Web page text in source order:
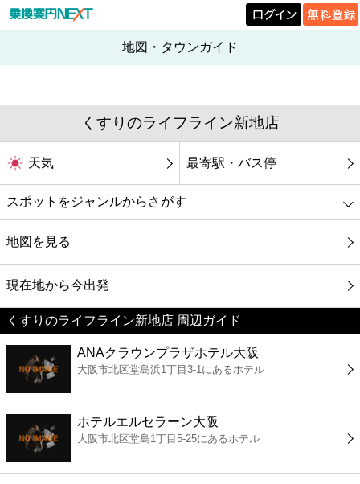
地図・タウンガイド
くすりのライフライン新地店
天気 最寄駅・バス停
スポットをジャンルからさがす
グルメ
映画
美容
コンビニ
薬局
スーパー
地図を見る
現在地から今出発
くすりのライフライン新地店 周辺ガイド
ANAクラウンプラザホテル大阪
大阪市北区堂島浜1丁目3-1にあるホテル
ホテルエルセラーン大阪
大阪市北区堂島1丁目5-25にあるホテル